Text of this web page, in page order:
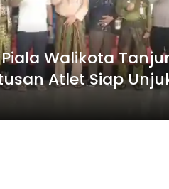
Walikota
Atlet Siap